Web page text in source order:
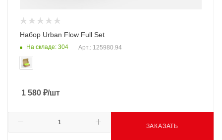
Набор Urban Flow Full Set
На складе: 304 Арт.: 125980.94
1 580 ₽/шт
ЗАКАЗАТЬ